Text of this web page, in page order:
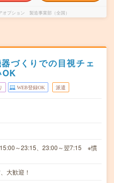
オプション 製造事業部（全国）
づくりでの目視チェ
WEB登録OK 派遣
～23:15、23:00～翌7:15 ※慣
大歓迎！